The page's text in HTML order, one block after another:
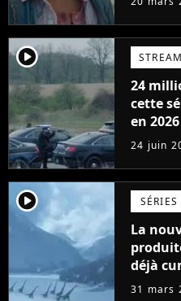
player2
24
cette
en
24 juin
player2 SÉRIES
La
déjà
de vues
31 mars